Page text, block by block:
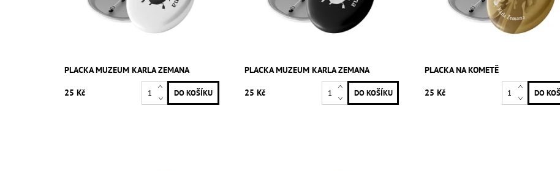
PLACKA MUZEUM KARLA ZEMANA
25 Kč
PLACKA MUZEUM KARLA ZEMANA
25 Kč
PLACKA NA KOMETĚ
25 Kč